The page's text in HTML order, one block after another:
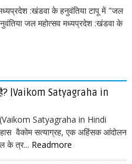
:खंडवा के हनुवंतिया टापू में "जल
जल महोत्सव मध्यप्रदेश :खंडवा के
है? |Vaikom Satyagraha in
(Vaikom Satyagraha in Hindi
वैकोम सत्याग्रह, एक अहिंसक आंदोलन
के त्र... Readmore